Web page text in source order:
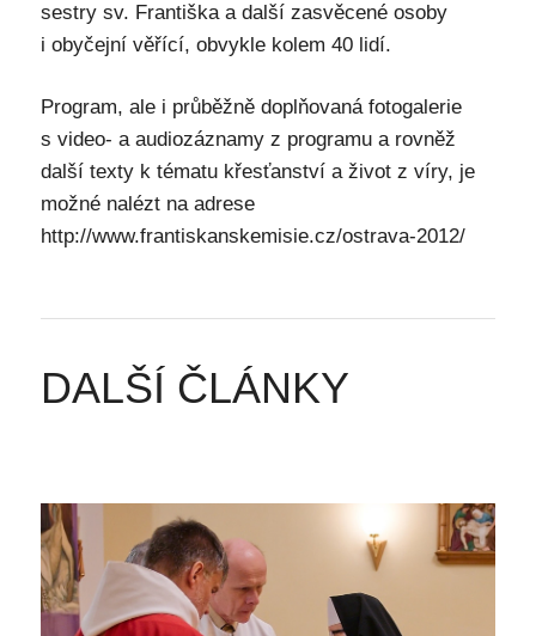
sestry sv. Františka a další zasvěcené osoby
i obyčejní věřící, obvykle kolem 40 lidí.
Program, ale i průběžně doplňovaná fotogalerie
s video- a audiozáznamy z programu a rovněž
další texty k tématu křesťanství a život z víry, je
možné nalézt na adrese
http://www.frantiskanskemisie.cz/ostrava-2012/
DALŠÍ ČLÁNKY